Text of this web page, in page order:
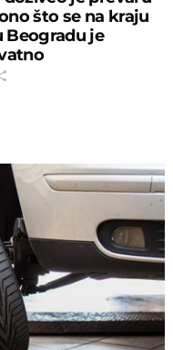
što se na kraju
Beogradu je